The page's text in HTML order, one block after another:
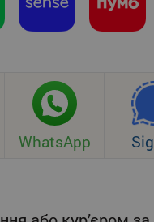
WhatsApp